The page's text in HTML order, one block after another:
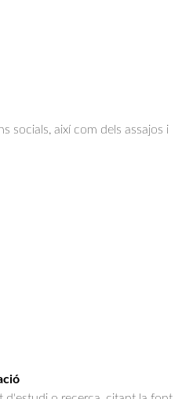
socials, així com dels assajos i